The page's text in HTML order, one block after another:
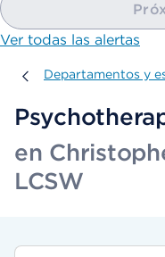
Ver todas las alertas
Departamentos y
Departamentos y
en
LCSW